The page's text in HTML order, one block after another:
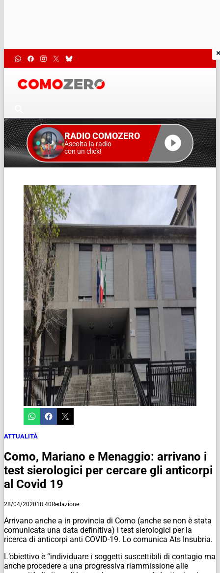
RADIO COMOZERO
Ascolta la radio
con un click!
ATTUALITÀ
Como, Mariano e Menaggio: arrivano i
test sierologici per cercare gli anticorpi
al Covid 19
28/04/202018:40Redazione
Arrivano anche a in provincia di Como (anche se non è stata
comunicata una data definitiva) i test sierologici per la
ricerca di anticorpi anti COVID-19. Lo comunica Ats Insubria.
L’obiettivo è “individuare i soggetti suscettibili di contagio ma
anche procedere a una progressiva riammissione alle